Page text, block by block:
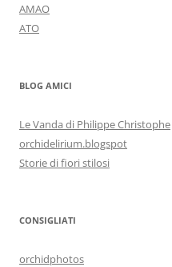
AMAO
ATO
BLOG AMICI
Le Vanda di Philippe Christophe
orchidelirium.blogspot
Storie di fiori stilosi
CONSIGLIATI
orchidphotos